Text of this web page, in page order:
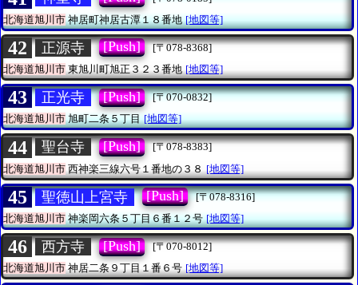
北海道旭川市神居町神居古潭１８番地 [地図等]
42 正源寺 [Push]
[〒078-8368]
北海道旭川市東旭川町旭正３２３番地 [地図等]
43 正光寺 [Push]
[〒070-0832]
北海道旭川市旭町二条５丁目 [地図等]
44 聖台寺 [Push]
[〒078-8383]
北海道旭川市 西神楽三線六号１番地の３８ [地図等]
45 聖徳山上宮寺 [Push]
[〒078-8316]
北海道旭川市神楽岡六条５丁目６番１２号 [地図等]
46 西方寺 [Push]
[〒070-8012]
北海道旭川市神居二条９丁目１番６号 [地図等]